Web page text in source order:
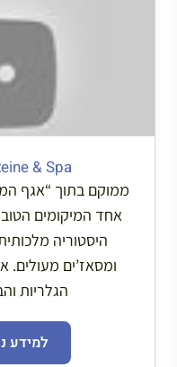
& Spa
ממוקם בתוך “אגף
אחד המיקומים
היסטוריה
ומסאז’ים מעולים.
הגלריות
למידע